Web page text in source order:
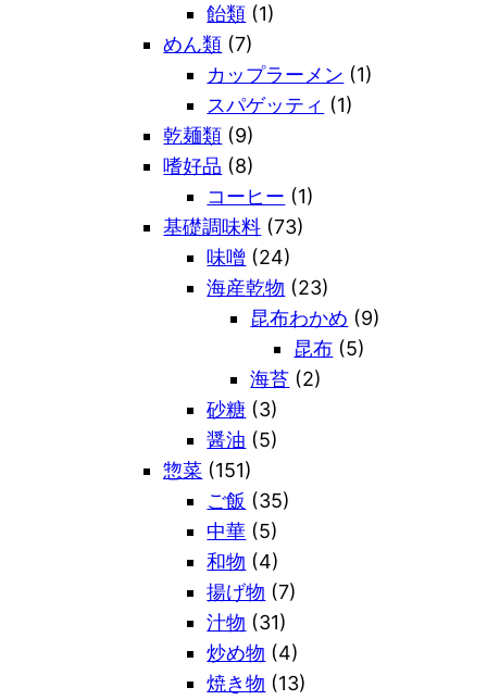
飴類 (1)
めん類 (7)
カップラーメン (1)
スパゲッティ (1)
乾麺類 (9)
嗜好品 (8)
コーヒー (1)
基礎調味料 (73)
味噌 (24)
海産乾物 (23)
昆布わかめ (9)
昆布 (5)
海苔 (2)
砂糖 (3)
醤油 (5)
惣菜 (151)
ご飯 (35)
中華 (5)
和物 (4)
揚げ物 (7)
汁物 (31)
炒め物 (4)
焼き物 (13)